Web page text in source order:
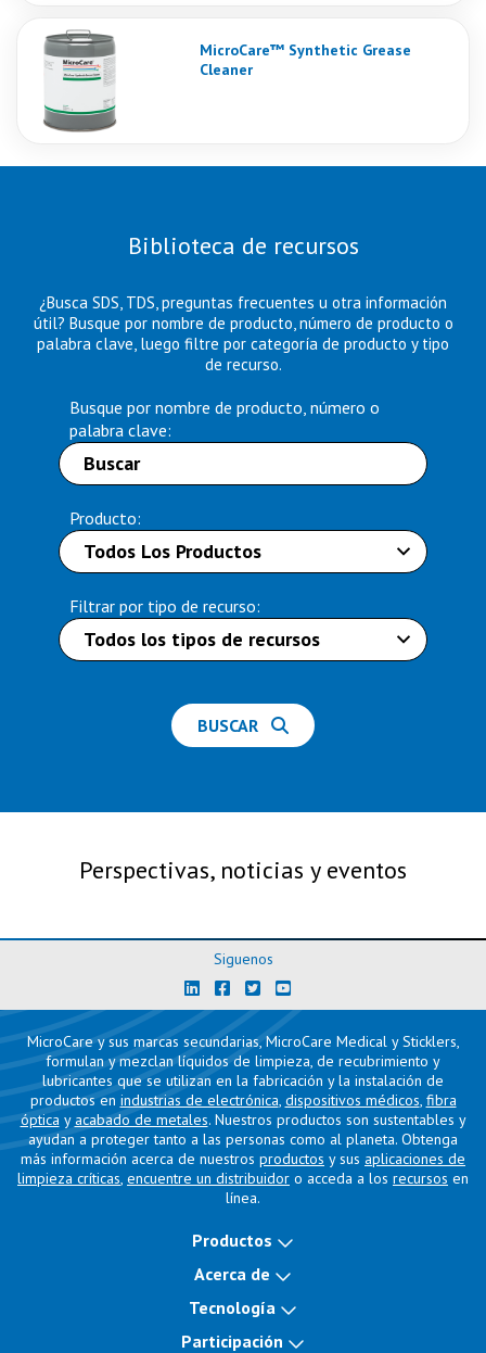
MicroCare™ Synthetic Grease
Cleaner
Biblioteca de recursos
¿Busca SDS, TDS, preguntas frecuentes u otra información
útil? Busque por nombre de producto, número de producto o
palabra clave, luego filtre por categoría de producto y tipo
de recurso.
Busque por nombre de producto, número o
palabra clave:
Producto:
Filtrar por tipo de recurso:
Perspectivas, noticias y eventos
Siguenos
MicroCare y sus marcas secundarias, MicroCare Medical y Sticklers,
formulan y mezclan líquidos de limpieza, de recubrimiento y
lubricantes que se utilizan en la fabricación y la instalación de
productos en industrias de electrónica, dispositivos médicos, fibra
óptica y acabado de metales. Nuestros productos son sustentables y
ayudan a proteger tanto a las personas como al planeta. Obtenga
más información acerca de nuestros productos y sus aplicaciones de
limpieza críticas, encuentre un distribuidor o acceda a los recursos en
línea.
Productos
Acerca de
Tecnología
Participación